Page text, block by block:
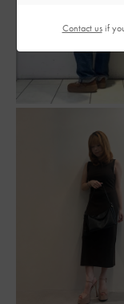
Contact usif